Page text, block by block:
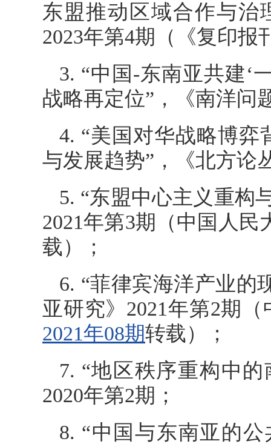
东盟推动区域合作与治
2023年第4期（《复印报
3. “中国-东南亚共建‘
战略再定位”，《南洋问
4. “美国对华战略博
与发展趋势”，《北方论
5. “东盟中心主义重构
2021年第3期（中国人民
载）；
6. “菲律宾海洋产业的
亚研究》2021年第2期
2021年08期转载）；
7. “地区秩序重构中
2020年第2期；
8. “中国与东南亚的